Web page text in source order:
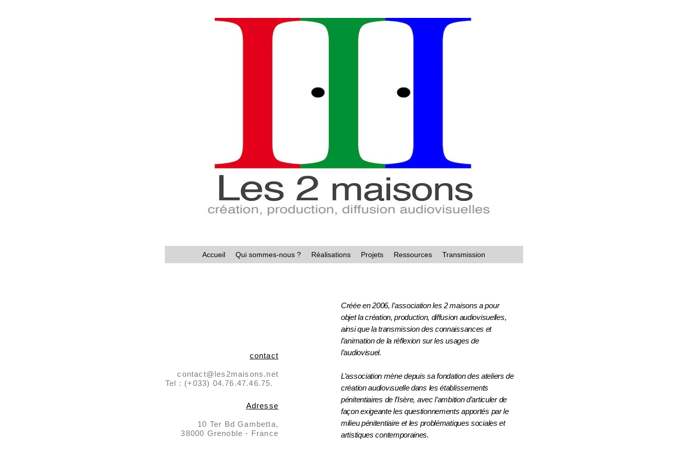
Créée en 2006, l’association les 2 maisons a pour
objet la création, production, diffusion audiovisuelles,
ainsi que la transmission des connaissances et
l’animation de la réflexion sur les usages de
l’audiovisuel.
L’association mène depuis sa fondation des ateliers de
création audiovisuelle dans les établissements
pénitentiaires de l’Isère, avec l’ambition d’articuler de
façon exigeante les questionnements apportés par le
milieu pénitentiaire et les problématiques sociales et
artistiques contemporaines.
contact
contact@les2maisons.net
Tel : (+033) 04.76.47.46.75.
Adresse
10 Ter Bd Gambetta,
38000 Grenoble - France
Accueil Qui sommes-nous ? Réalisations Projets Ressources Transmission